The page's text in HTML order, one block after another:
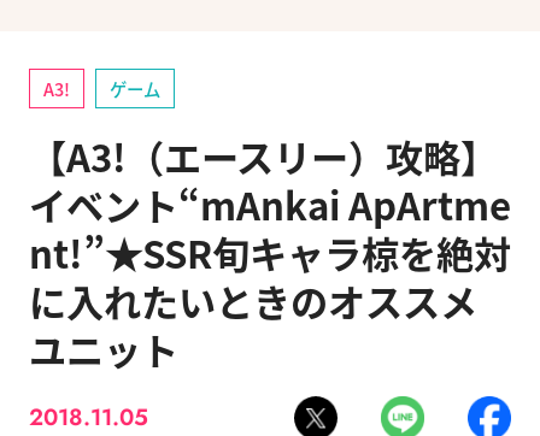
A3! ゲーム
【A3!（エースリー）攻略】
イベント“mAnkai ApArtme
nt!”★SSR旬キャラ椋を絶対
に入れたいときのオススメ
ユニット
2018.11.05